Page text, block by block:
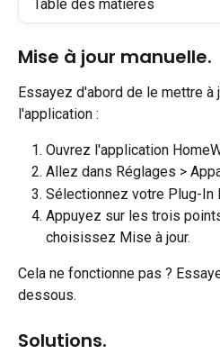
Table des matières
Mise à jour manuelle.
Essayez d'abord de le mettre à
l'application :
Ouvrez l'application
Allez dans Réglages >
Sélectionnez votre Plug-In
Appuyez sur les trois
choisissez Mise à jour.
Cela ne fonctionne pas ?
dessous.
Solutions.